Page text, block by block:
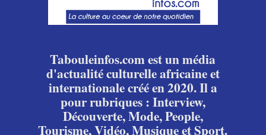
Tabouleinfos.com est un média
d'actualité culturelle africaine et
internationale créé en 2020. Il a
pour rubriques : Interview,
Découverte, Mode, People,
Tourisme, Vidéo, Musique et Sport.